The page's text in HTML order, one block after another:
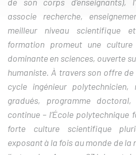
associe recherche,
meilleur niveau scientifique
formation promeut une culture
dominante en sciences, ouverte
humaniste. À travers son offre
cycle ingénieur polytechnicien,
gradués, programme
continue – l’École polytechnique
forte culture scientifique
exposant à la fois au monde de la